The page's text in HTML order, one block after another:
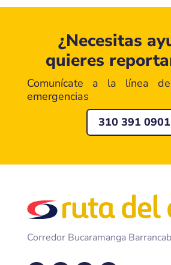
¿Necesitas
quieres
Comunícate a la línea
emergencias
310 391 0901
Corredor Bucaramanga